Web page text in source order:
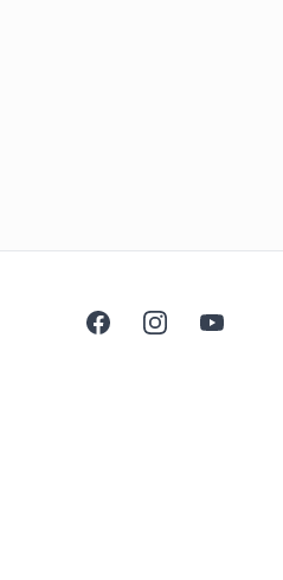
FacebookInstagramYouTube